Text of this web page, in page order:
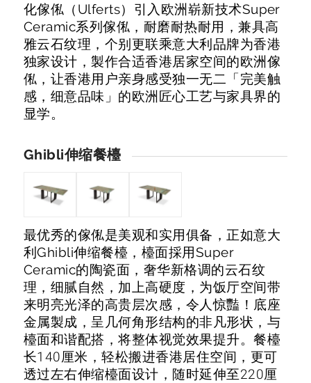
化傢俬（Ulferts）引入欧洲崭新技术Super
Ceramic系列傢俬，耐磨耐热耐用，兼具高
雅云石纹理，个别更联乘意大利品牌为香港
独家设计，製作合适香港居家空间的欧洲傢
俬，让香港用户亲身感受独一无二「完美触
感，细意品味」的欧洲匠心工艺与家具界的
显学。
Ghibli伸缩餐檯
最优秀的傢俬是美观和实用俱备，正如意大
利Ghibli伸缩餐檯，檯面採用Super
Ceramic的陶瓷面，奢华新格调的云石纹
理，细腻自然，加上高硬度，为饭厅空间带
来明亮光泽的高贵层次感，令人惊豔！底座
金属製成，呈几何角形结构的非凡形状，与
檯面和谐配搭，将整体视觉效果提升。餐檯
长140厘米，轻松搬进香港居住空间，更可
透过左右伸缩檯面设计，随时延伸至220厘